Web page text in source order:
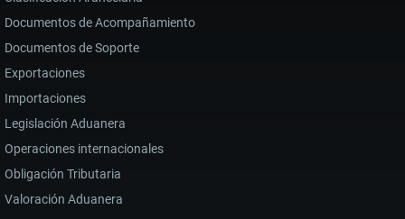
Documentos de Acompañamiento
Documentos de Soporte
Exportaciones
Importaciones
Legislación Aduanera
Operaciones internacionales
Obligación Tributaria
Valoración Aduanera